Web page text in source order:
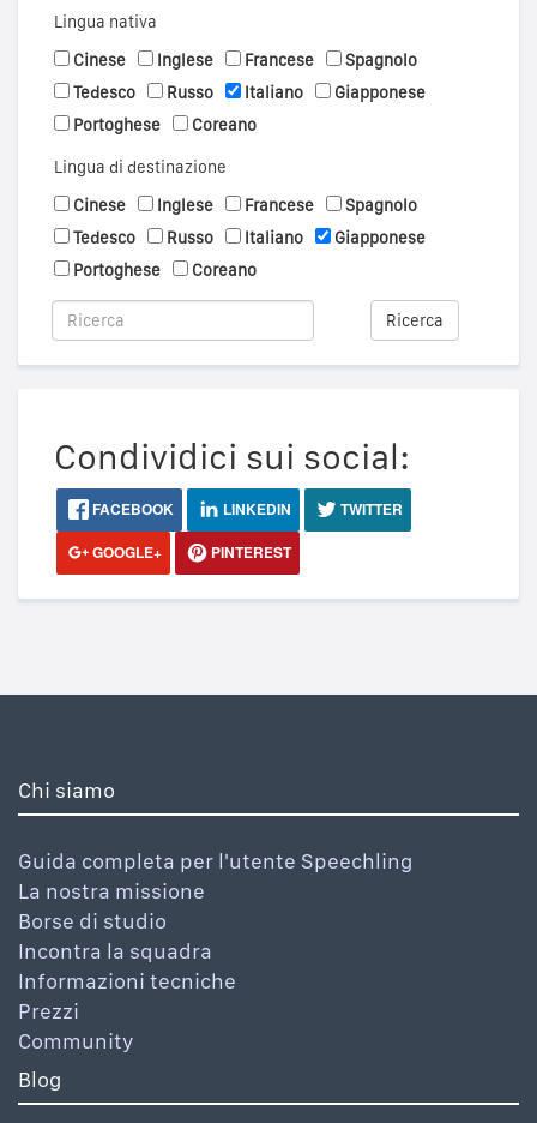
Lingua nativa
Cinese
Inglese Francese
Spagnolo
Tedesco
Russo Italiano
Giapponese
Portoghese
Coreano
Lingua di destinazione
Cinese
Inglese Francese
Spagnolo
Tedesco
Russo Italiano
Giapponese
Portoghese
Coreano
Ricerca
Condividici sui social:
FACEBOOK LINKEDIN
TWITTER
GOOGLE+
PINTEREST
Chi siamo
Guida completa per l'utente Speechling
La nostra missione
Borse di studio
Incontra la squadra
Informazioni tecniche
Prezzi
Community
Blog